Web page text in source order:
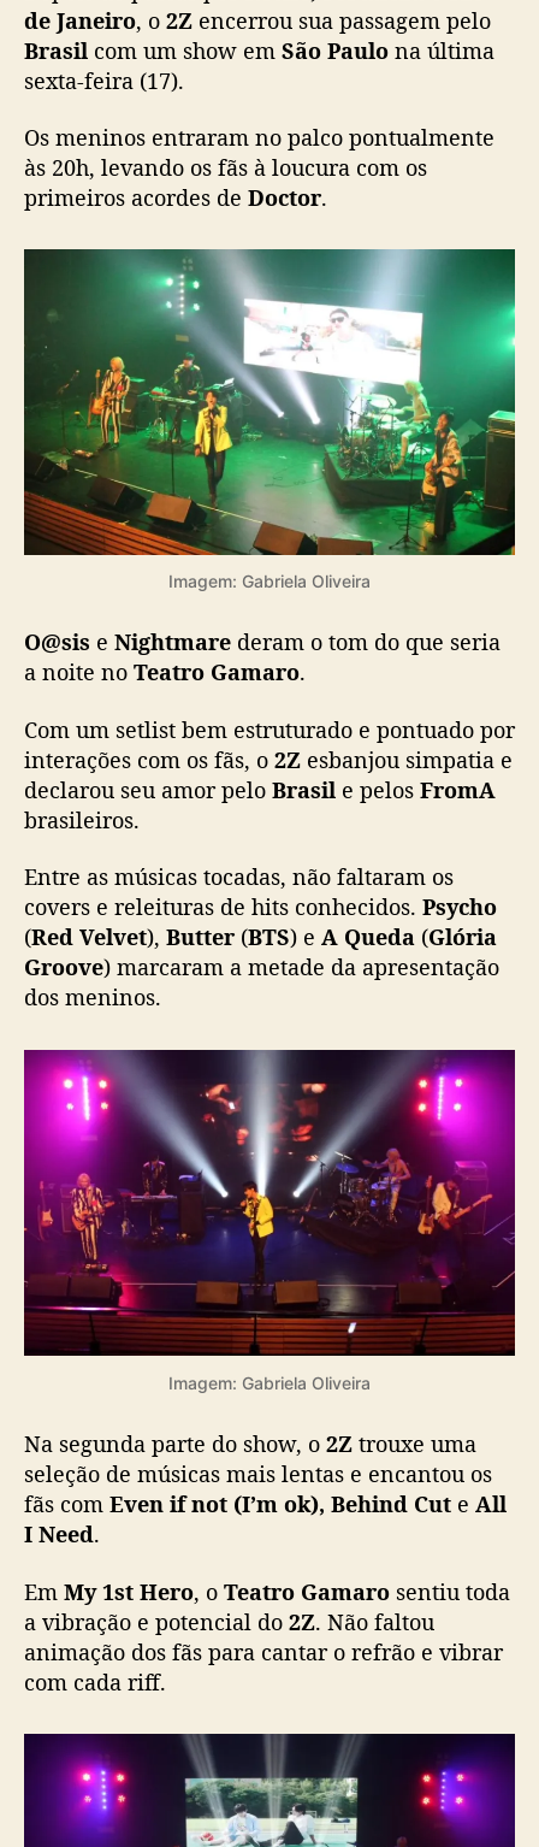
o
B
i
l
m
h
o
e
m
S
ã
P
a
e
t
o
i
n
h
o
s
f
ã
s
de Janeiro, o 2Z encerrou sua passagem pelo
Brasil com um show em São Paulo na última
sexta-feira (17).
Os meninos entraram no palco pontualmente
às 20h, levando os fãs à loucura com os
primeiros acordes de Doctor.
Imagem: Gabriela Oliveira
O@sis e Nightmare deram o tom do que seria
a noite no Teatro Gamaro.
Com um setlist bem estruturado e pontuado por
interações com os fãs, o 2Z esbanjou simpatia e
declarou seu amor pelo Brasil e pelos FromA
brasileiros.
Entre as músicas tocadas, não faltaram os
covers e releituras de hits conhecidos. Psycho
(Red Velvet), Butter (BTS) e A Queda (Glória
Groove) marcaram a metade da apresentação
dos meninos.
Imagem: Gabriela Oliveira
Na segunda parte do show, o 2Z trouxe uma
seleção de músicas mais lentas e encantou os
fãs com Even if not (I’m ok), Behind Cut e All
I Need.
Em My 1st Hero, o Teatro Gamaro sentiu toda
a vibração e potencial do 2Z. Não faltou
animação dos fãs para cantar o refrão e vibrar
com cada riff.